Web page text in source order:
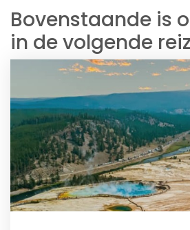
Bovenstaande is
in de volgende